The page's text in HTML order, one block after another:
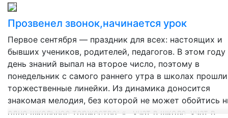
Прозвенел звонок,начинается урок
Первое сентября — праздник для всех: настоящих и
бывших учеников, родителей, педагогов. В этом году
день знаний выпал на второе число, поэтому в
понедельник с самого раннего утра в школах прошли
торжественные линейки. Из динамика доносится
знакомая мелодия, без которой не может обойтись
одно школьное торжество: «…учат в школе, учат в